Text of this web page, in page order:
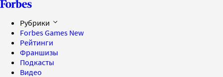
Рубрики
Forbes Games New
Рейтинги
Франшизы
Подкасты
Видео